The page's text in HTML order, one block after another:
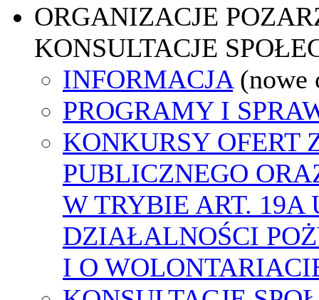
ORGANIZACJE
KONSULTACJE
INFORMACJA (nowe
PROGRAMY I
KONKURSY OFERT
PUBLICZNEGO
W TRYBIE ART. 19A
DZIAŁALNOŚCI
I O